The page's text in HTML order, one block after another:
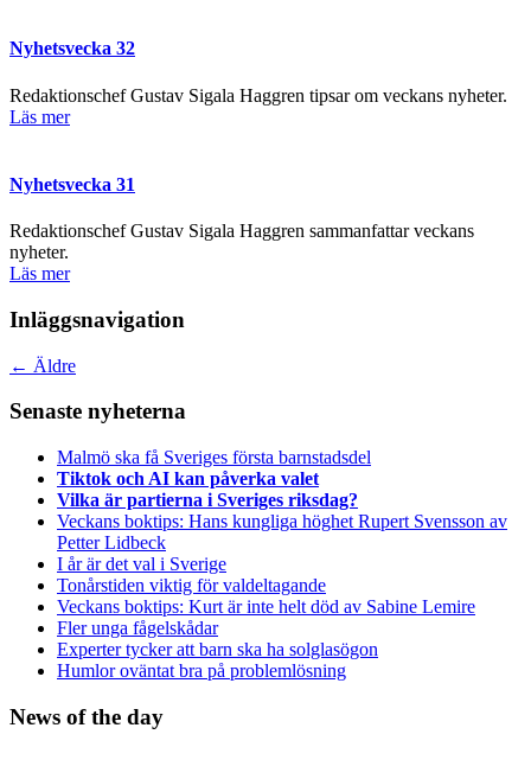
Nyhetsvecka 32
Redaktionschef Gustav Sigala Haggren tipsar om veckans nyheter.
Läs mer
Nyhetsvecka 31
Redaktionschef Gustav Sigala Haggren sammanfattar veckans
nyheter.
Läs mer
Inläggsnavigation
← Äldre
Senaste nyheterna
Malmö ska få Sveriges första barnstadsdel
Tiktok och AI kan påverka valet
Vilka är partierna i Sveriges riksdag?
Veckans boktips: Hans kungliga höghet Rupert Svensson av
Petter Lidbeck
I år är det val i Sverige
Tonårstiden viktig för valdeltagande
Veckans boktips: Kurt är inte helt död av Sabine Lemire
Fler unga fågelskådar
Experter tycker att barn ska ha solglasögon
Humlor oväntat bra på problemlösning
News of the day